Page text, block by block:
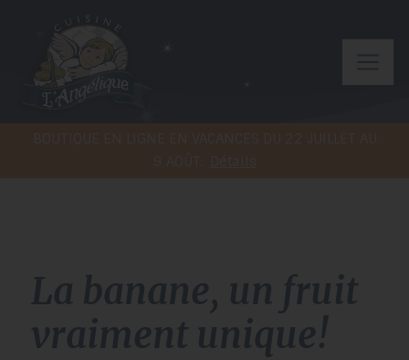
La banane, un fruit
vraiment unique!